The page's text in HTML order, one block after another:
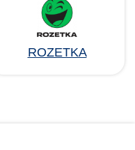
ROZETKA